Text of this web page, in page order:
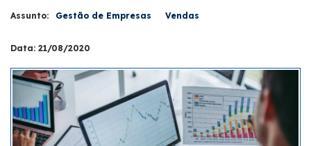
Assunto: Gestão de Empresas Vendas
Data: 21/08/2020